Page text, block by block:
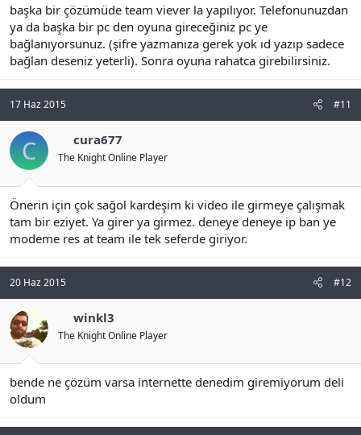
başka bir çözümüde team viever la yapılıyor. Telefonunuzdan
ya da başka bir pc den oyuna gireceğiniz pc ye
bağlanıyorsunuz. (şifre yazmanıza gerek yok ıd yazıp sadece
bağlan deseniz yeterli). Sonra oyuna rahatca girebilirsiniz.
17 Haz 2015 #11
C cura677
The Knight Online Player
Önerin için çok sağol kardeşim ki video ile girmeye çalışmak
tam bir eziyet. Ya girer ya girmez. deneye deneye ip ban ye
modeme res at team ile tek seferde giriyor.
20 Haz 2015 #12
winkl3
The Knight Online Player
bende ne çözüm varsa internette denedim giremiyorum deli
oldum